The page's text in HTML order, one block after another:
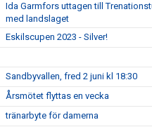
Ida Garmfors uttagen till
med landslaget
Eskilscupen 2023 - Silver!
Sandbyvallen, fred 2 juni kl 18:30
Årsmötet flyttas en vecka
tränarbyte för damerna